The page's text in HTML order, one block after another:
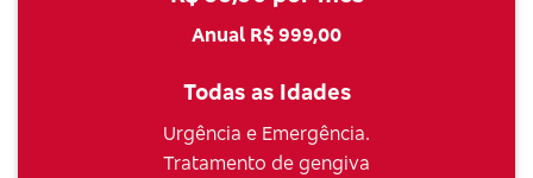
Anual R$ 999,00
Todas as Idades
Urgência e Emergência.
Tratamento de gengiva